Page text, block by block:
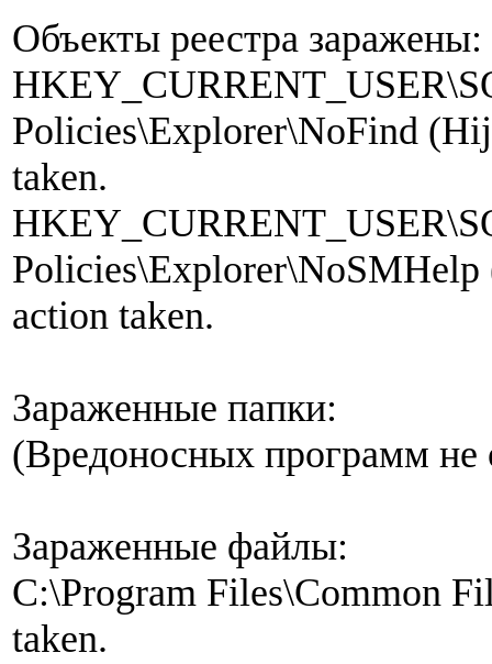
Объекты реестра заражены:
­Policies\Explorer\NoFind
taken.
action taken.
Зараженные папки:
(Вредоносных программ не
Зараженные файлы:
C:\Program Files\Common
taken.